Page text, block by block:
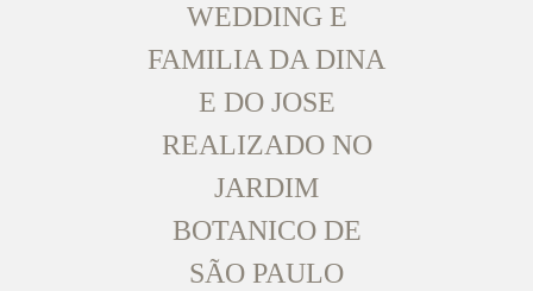
WEDDING E
FAMILIA DA DINA
E DO JOSE
REALIZADO NO
JARDIM
BOTANICO DE
SÃO PAULO